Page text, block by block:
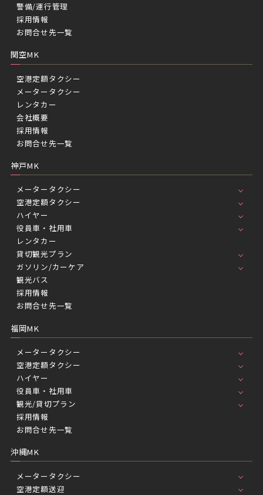
警備/運行管理
採用情報
お問合せ先一覧
関空MK
空港定額タクシー
メータータクシー
レンタカー
会社概要
採用情報
お問合せ先一覧
神戸MK
メータータクシー
空港定額タクシー
ハイヤー
役員車・社用車
レンタカー
貸切観光プラン
ガソリン/カーケア
観光バス
採用情報
お問合せ先一覧
福岡MK
メータータクシー
空港定額タクシー
ハイヤー
役員車・社用車
観光/貸切プラン
採用情報
お問合せ先一覧
沖縄MK
メータータクシー
空港定額送迎